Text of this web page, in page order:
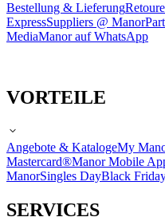
Bestellung & Lieferung
ExpressSuppliers @ Manor
MediaManor auf WhatsApp
VORTEILE
Angebote & KatalogeMy
Mastercard®Manor Mobile
ManorSingles DayBlack
SERVICES